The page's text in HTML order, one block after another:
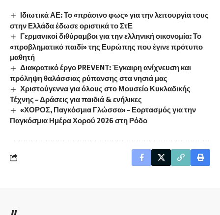
Ιδιωτικά ΑΕ: Το «πράσινο φως» για την λειτουργία τους
στην Ελλάδα έδωσε οριστικά το ΣτΕ
Γερμανικοί διθύραμβοι για την ελληνική οικονομία: Το
«προβληματικό παιδί» της Ευρώπης που έγινε πρότυπο
μαθητή
Διακρατικό έργο PREVENT: Έγκαιρη ανίχνευση και
πρόληψη θαλάσσιας ρύπανσης στα νησιά μας
Χριστούγεννα για όλους στο Μουσείο Κυκλαδικής
Τέχνης – Δράσεις για παιδιά & ενήλικες
«ΧΟΡΟΣ, Παγκόσμια Γλώσσα» – Εορτασμός για την
Παγκόσμια Ημέρα Χορού 2026 στη Ρόδο